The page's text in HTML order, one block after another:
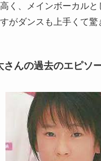
く、メインボーカルと
がダンスも上手くて驚
さんの過去のエピソ